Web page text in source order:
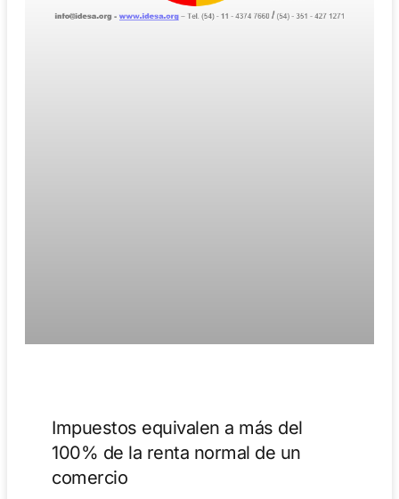
Impuestos equivalen a más del
100% de la renta normal de un
comercio